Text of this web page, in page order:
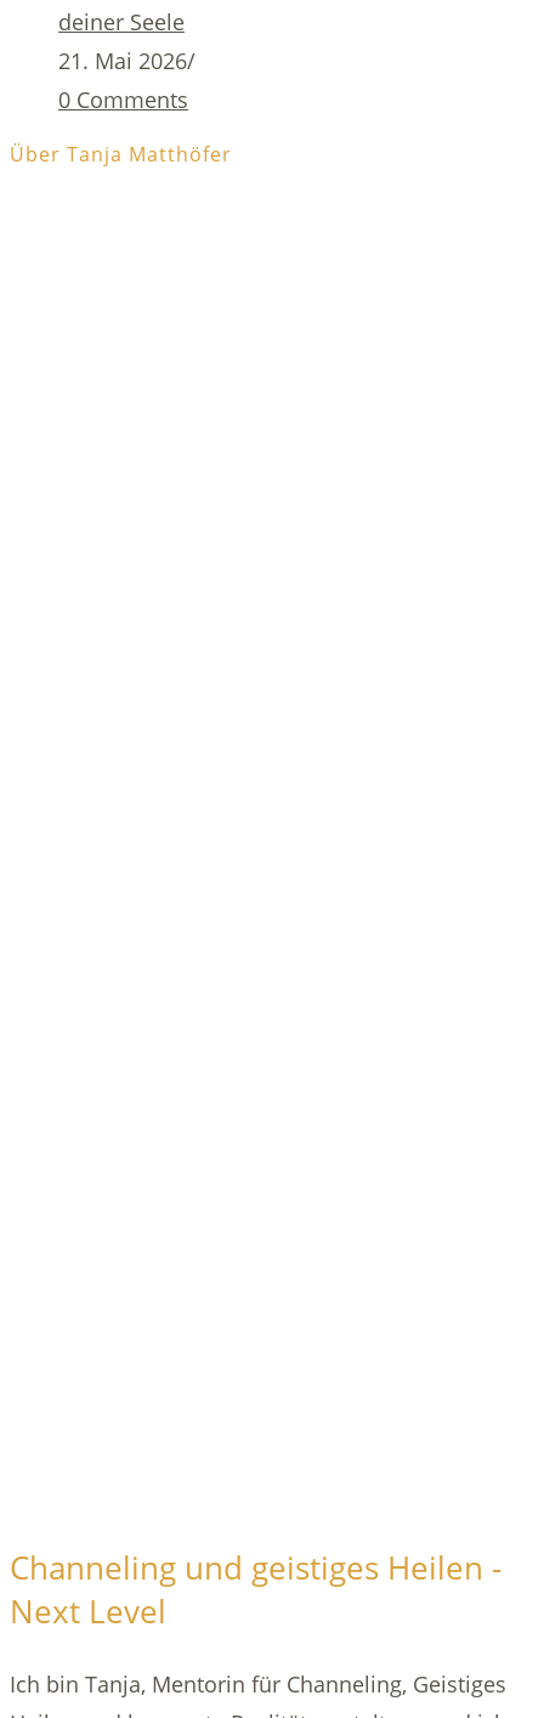
deiner Seele
21. Mai 2026/
0 Comments
Über Tanja Matthöfer
Channeling und geistiges Heilen -
Next Level
Ich bin Tanja, Mentorin für Channeling, Geistiges